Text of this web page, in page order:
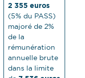
2 355 euros
(5% du PASS)
majoré de 2%
de la
rémunération
annuelle brute
dans la limite